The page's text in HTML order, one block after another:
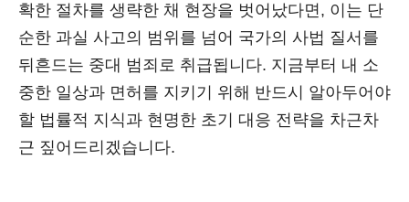
확한 절차를 생략한 채 현장을 벗어났다면, 이는 단
순한 과실 사고의 범위를 넘어 국가의 사법 질서를
뒤흔드는 중대 범죄로 취급됩니다. 지금부터 내 소
중한 일상과 면허를 지키기 위해 반드시 알아두어야
할 법률적 지식과 현명한 초기 대응 전략을 차근차
근 짚어드리겠습니다.